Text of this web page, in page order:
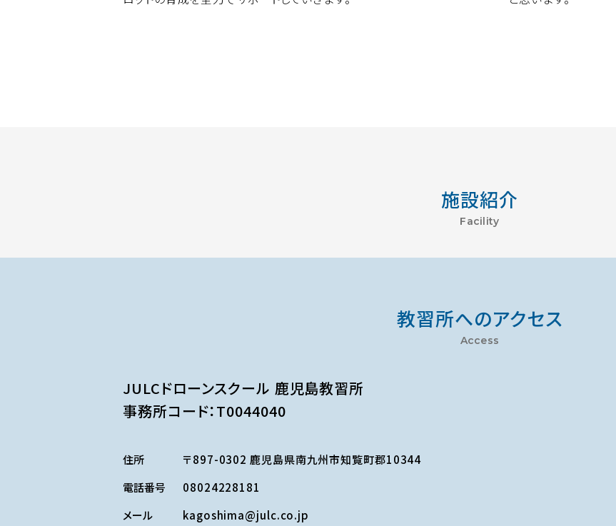
施設紹介
Facility
教習所へのアクセス
Access
JULCドローンスクール 鹿児島教習所
事務所コード：T0044040
住所
〒897-0302 鹿児島県南九州市知覧町郡10344
電話番号
08024228181
メール
kagoshima@julc.co.jp